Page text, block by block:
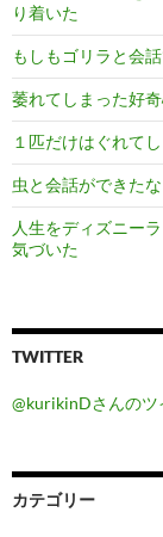
り着いた
もしもゴリラと会
萎れてしまった好
１匹だけはぐれて
虫と会話ができた
人生をディズニー
気づいた
TWITTER
@kurikinDさんのツ
カテゴリー